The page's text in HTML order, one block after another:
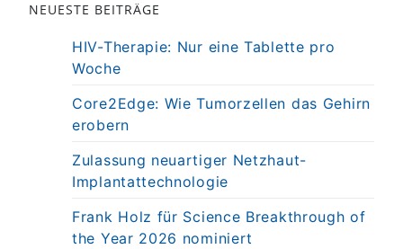
NEUESTE BEITRÄGE
HIV-Therapie: Nur eine Tablette pro
Woche
Core2Edge: Wie Tumorzellen das Gehirn
erobern
Zulassung neuartiger Netzhaut-
Implantattechnologie
Frank Holz für Science Breakthrough of
the Year 2026 nominiert